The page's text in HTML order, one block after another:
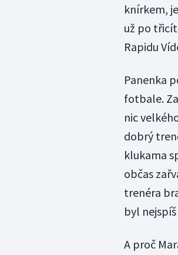
knírkem,
už po
Rapidu
Panenka
fotbale.
nic
dobrý
klukama
občas
trenéra
byl
A proč